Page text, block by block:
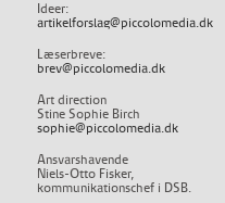
Ideer:
artikelforslag@piccolomedia.dk
Læserbreve:
brev@piccolomedia.dk
Art direction
Stine Sophie Birch
sophie@piccolomedia.dk
Ansvarshavende
Niels-Otto Fisker,
kommunikationschef i DSB.